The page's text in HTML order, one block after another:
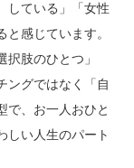
している」「女性
感じています。
択肢のひとつ」
ングではなく「自
で、お一人おひと
しい人生のパート